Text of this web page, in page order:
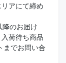
アにて締め
のお届け
荷待ち商品
までお問い合